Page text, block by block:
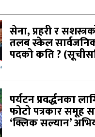
सेना, प्रहरी र
तलब स्केल
पदको कति ?
पर्यटन प्रवर्द्धनका
फोटो पत्रकार समूह
‘क्लिक सल्यान’